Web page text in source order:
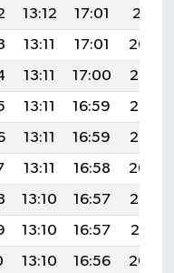
13:12 17:01
20:11
13:11 17:01
20:09
13:11 17:00
20:08
13:11 16:59
20:07
13:11 16:59
20:05
13:11 16:58
20:04
13:10 16:57
20:03
13:10 16:57
20:01
13:10 16:56
20:00